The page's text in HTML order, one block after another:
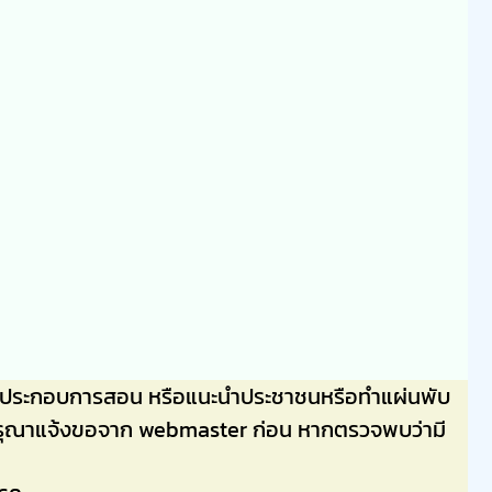
ะกอบการสอน หรือแนะนำประชาชนหรือทำแผ่นพับ
าแจ้งขอจาก webmaster ก่อน หากตรวจพบว่ามี